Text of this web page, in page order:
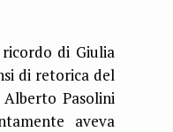
di Giulia
di retorica del
Pasolini
aveva